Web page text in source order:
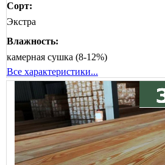
Сорт:
Экстра
Влажность:
камерная сушка (8-12%)
Все характеристики...